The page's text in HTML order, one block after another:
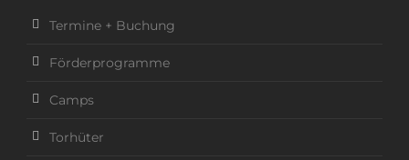
Termine + Buchung
Förderprogramme
Camps
Torhüter